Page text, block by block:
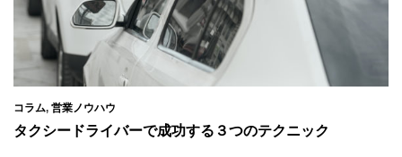
コラム, 営業ノウハウ
タクシードライバーで成功する３つのテクニック